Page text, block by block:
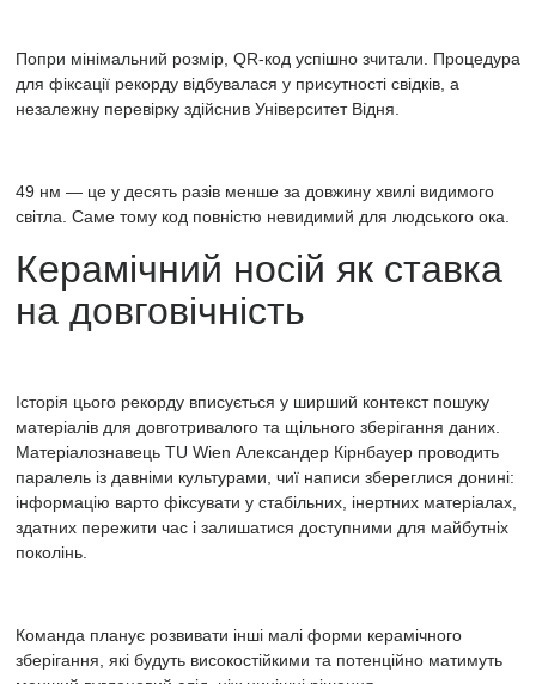
Попри мінімальний розмір, QR-код успішно зчитали. Процедура
для фіксації рекорду відбувалася у присутності свідків, а
незалежну перевірку здійснив Університет Відня.
Код
нанесли
тонку
керамічну
плівку,
покриття
високопродуктивних
різальних
інструментів.
Далі
сфокусованими
сформували
структуру
49 нм — це у десять разів менше за довжину хвилі видимого
світла. Саме тому код повністю невидимий для людського ока.
Керамічний носій як ставка
на довговічність
Історія цього рекорду вписується у ширший контекст пошуку
матеріалів для довготривалого та щільного зберігання даних.
Матеріалознавець TU Wien Александер Кірнбауер проводить
паралель із давніми культурами, чиї написи збереглися донині:
інформацію варто фіксувати у стабільних, інертних матеріалах,
здатних пережити час і залишатися доступними для майбутніх
поколінь.
Команда планує розвивати інші малі форми керамічного
зберігання, які будуть високостійкими та потенційно матимуть